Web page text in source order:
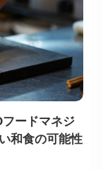
ードマネジ
和食の可能性